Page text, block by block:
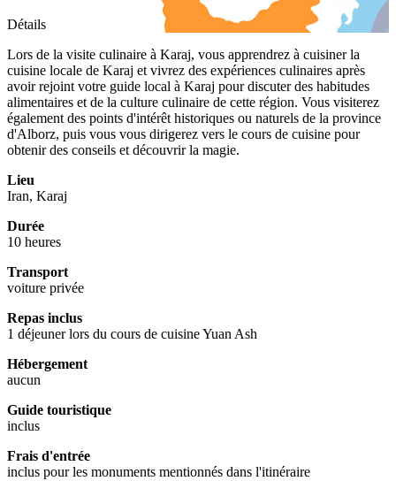
Détails
Lors de la visite culinaire à Karaj, vous apprendrez à cuisiner la
cuisine locale de Karaj et vivrez des expériences culinaires après
avoir rejoint votre guide local à Karaj pour discuter des habitudes
alimentaires et de la culture culinaire de cette région. Vous visiterez
également des points d'intérêt historiques ou naturels de la province
d'Alborz, puis vous vous dirigerez vers le cours de cuisine pour
obtenir des conseils et découvrir la magie.
Lieu
Iran, Karaj
Durée
10 heures
Transport
voiture privée
Repas inclus
1 déjeuner lors du cours de cuisine Yuan Ash
Hébergement
aucun
Guide touristique
inclus
Frais d'entrée
inclus pour les monuments mentionnés dans l'itinéraire